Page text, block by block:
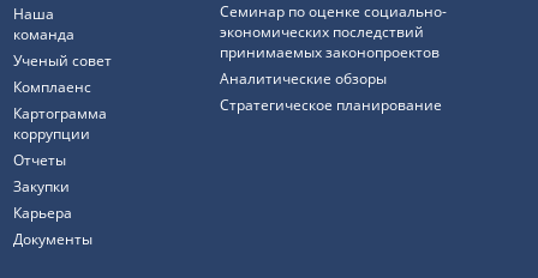
Наша
команда
Ученый совет
Комплаенс
Картограмма
коррупции
Отчеты
Закупки
Карьера
Документы
Семинар по оценке социально-
экономических последствий
принимаемых законопроектов
Аналитические обзоры
Стратегическое планирование